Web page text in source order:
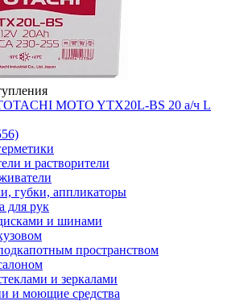
MOTO YTX20L-BS 20 а/ч L
и растворители
губки, аппликаторы
для рук
и шинами
пространством
и зеркалами
и моющие средства